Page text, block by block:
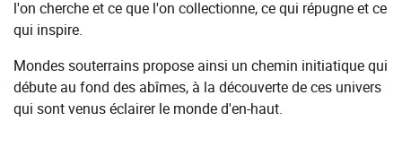
l'on cherche et ce que l'on collectionne, ce qui répugne et ce
qui inspire.
Mondes souterrains propose ainsi un chemin initiatique qui
débute au fond des abîmes, à la découverte de ces univers
qui sont venus éclairer le monde d'en-haut.